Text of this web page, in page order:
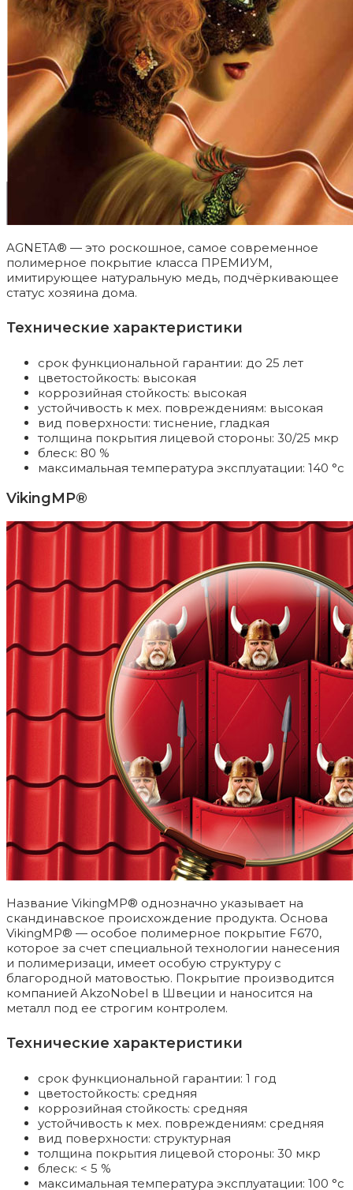
AGNETA® — это роскошное, самое современное
полимерное покрытие класса ПРЕМИУМ,
имитирующее натуральную медь, подчёркивающее
статус хозяина дома.
Технические характеристики
срок функциональной гарантии: до 25 лет
цветостойкость: высокая
коррозийная стойкость: высокая
устойчивость к мех. повреждениям: высокая
вид поверхности: тиснение, гладкая
толщина покрытия лицевой стороны: 30/25 мкр
блеск: 80 %
максимальная температура эксплуатации: 140 °c
VikingMP®
Название VikingMP® однозначно указывает на
скандинавское происхождение продукта. Основа
VikingMP® — особое полимерное покрытие F670,
которое за счет специальной технологии нанесения
и полимеризаци, имеет особую структуру с
благородной матовостью. Покрытие производится
компанией AkzoNobel в Швеции и наносится на
металл под ее строгим контролем.
Технические характеристики
срок функциональной гарантии: 1 год
цветостойкость: средняя
коррозийная стойкость: средняя
устойчивость к мех. повреждениям: средняя
вид поверхности: структурная
толщина покрытия лицевой стороны: 30 мкр
блеск: < 5 %
максимальная температура эксплуатации: 100 °c